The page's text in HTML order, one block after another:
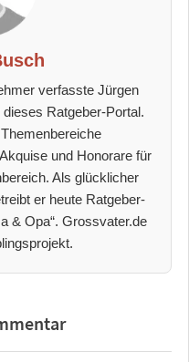
verfasste Jürgen
Ratgeber-Portal.
und Honorare für
Als glücklicher
er heute Ratgeber-
& Opa“. Grossvater.de